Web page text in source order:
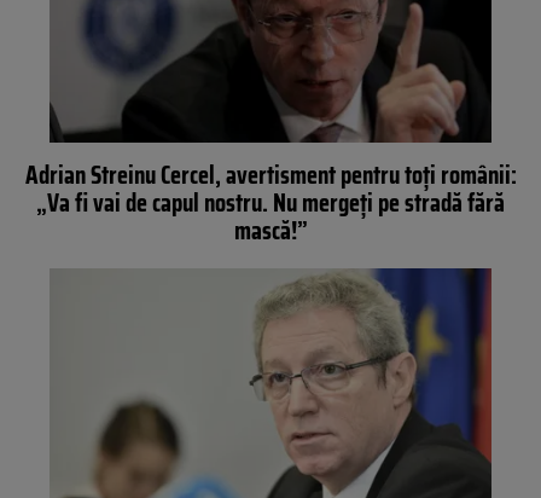
Adrian Streinu Cercel, avertisment pentru toți românii:
„Va fi vai de capul nostru. Nu mergeți pe stradă fără
mască!”